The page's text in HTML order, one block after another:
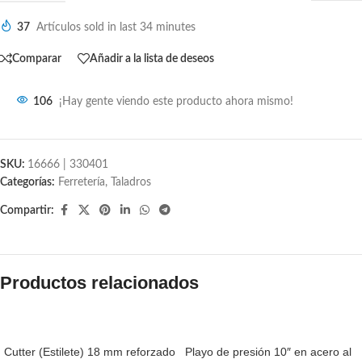
37 Artículos sold in last 34 minutes
Comparar Añadir a la lista de deseos
106 ¡Hay gente viendo este producto ahora mismo!
SKU: 16666 | 330401
Categorías: Ferretería, Taladros
Compartir:
Productos relacionados
Cutter (Estilete) 18 mm reforzado
Playo de presión 10″ en acero al